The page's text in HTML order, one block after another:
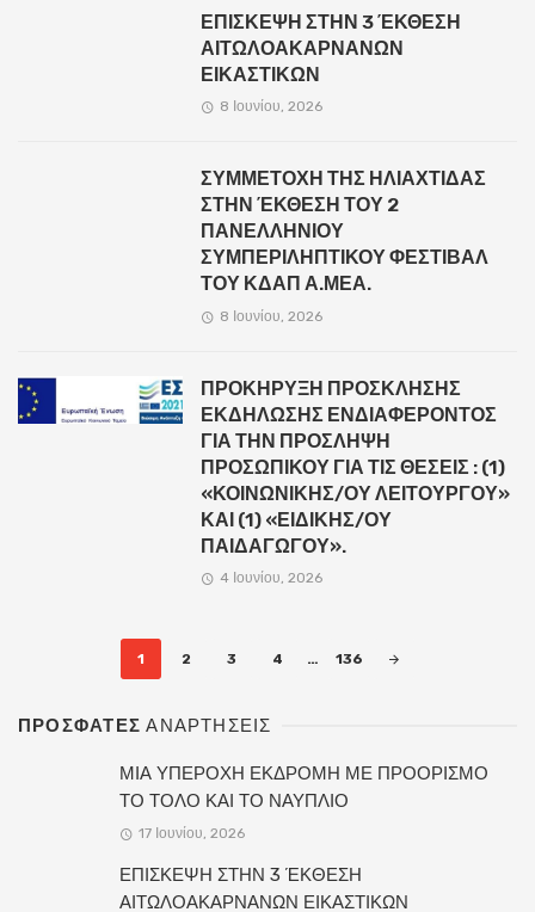
ΕΠΙΣΚΕΨΗ ΣΤΗΝ 3 ΈΚΘΕΣΗ
ΑΙΤΩΛΟΑΚΑΡΝΑΝΩΝ
ΕΙΚΑΣΤΙΚΩΝ
8 Ιουνίου, 2026
ΣΥΜΜΕΤΟΧΗ ΤΗΣ ΗΛΙΑΧΤΙΔΑΣ
ΣΤΗΝ ΈΚΘΕΣΗ ΤΟΥ 2
ΠΑΝΕΛΛΗΝΙΟΥ
ΣΥΜΠΕΡΙΛΗΠΤΙΚΟΥ ΦΕΣΤΙΒΑΛ
ΤΟΥ ΚΔΑΠ Α.ΜΕΑ.
8 Ιουνίου, 2026
ΠΡΟΚΗΡΥΞΗ ΠΡΟΣΚΛΗΣΗΣ
ΕΚΔΗΛΩΣΗΣ ΕΝΔΙΑΦΕΡΟΝΤΟΣ
ΓΙΑ ΤΗΝ ΠΡΟΣΛΗΨΗ
ΠΡΟΣΩΠΙΚΟΥ ΓΙΑ ΤΙΣ ΘΕΣΕΙΣ : (1)
«ΚΟΙΝΩΝΙΚΗΣ/ΟΥ ΛΕΙΤΟΥΡΓΟΥ»
ΚΑΙ (1) «ΕΙΔΙΚΗΣ/ΟΥ
ΠΑΙΔΑΓΩΓΟΥ».
4 Ιουνίου, 2026
1 2 3 4 … 136
ΠΡΟΣΦΑΤΕΣΑΝΑΡΤΗΣΕΙΣ
ΜΙΑ ΥΠΕΡΟΧΗ ΕΚΔΡΟΜΗ ΜΕ ΠΡΟΟΡΙΣΜΟ
ΤΟ ΤΟΛΟ ΚΑΙ ΤΟ ΝΑΥΠΛΙΟ
17 Ιουνίου, 2026
ΕΠΙΣΚΕΨΗ ΣΤΗΝ 3 ΈΚΘΕΣΗ
ΑΙΤΩΛΟΑΚΑΡΝΑΝΩΝ ΕΙΚΑΣΤΙΚΩΝ